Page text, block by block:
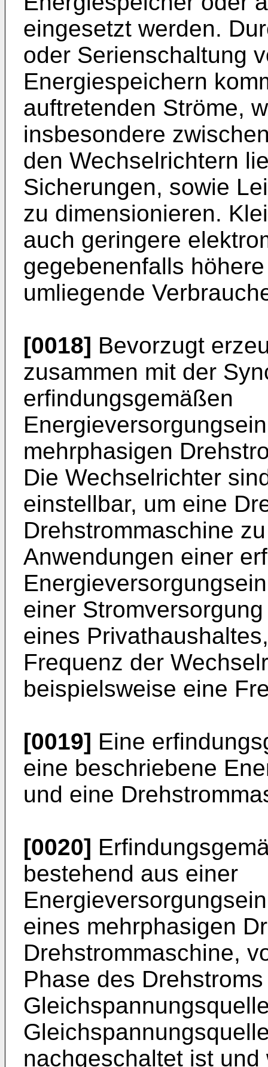
eingesetzt werden.
oder Serienschaltung
Energiespeichern
auftretenden Ströme,
insbesondere
den Wechselrichtern
Sicherungen, sowie
zu dimensionieren.
auch geringere
gegebenenfalls
umliegende
[0018] Bevorzugt
zusammen mit der
erfindungsgemäßen
mehrphasigen
Die Wechselrichter
einstellbar, um eine
Drehstrommaschine
Anwendungen einer
einer
eines
Frequenz der
beispielsweise eine
[0019] Eine
eine beschriebene
und eine
[0020]
bestehend aus einer
eines mehrphasigen
Drehstrommaschine,
Phase des
nachgeschaltet ist